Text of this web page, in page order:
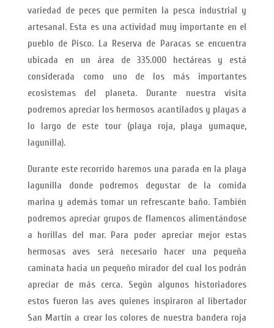
variedad de peces que permiten la pesca industrial y
artesanal. Esta es una actividad muy importante en el
pueblo de Pisco. La Reserva de Paracas se encuentra
ubicada en un área de 335.000 hectáreas y está
considerada como uno de los más importantes
ecosistemas del planeta. Durante nuestra visita
podremos apreciar los hermosos acantilados y playas a
lo largo de este tour (playa roja, playa yumaque,
lagunilla).
Durante este recorrido haremos una parada en la playa
lagunilla donde podremos degustar de la comida
marina y además tomar un refrescante baño. También
podremos apreciar grupos de flamencos alimentándose
a horillas del mar. Para poder apreciar mejor estas
hermosas aves será necesario hacer una pequeña
caminata hacia un pequeño mirador del cual los podrán
apreciar de más cerca. Según algunos historiadores
estos fueron las aves quienes inspiraron al libertador
San Martín a crear los colores de nuestra bandera roja